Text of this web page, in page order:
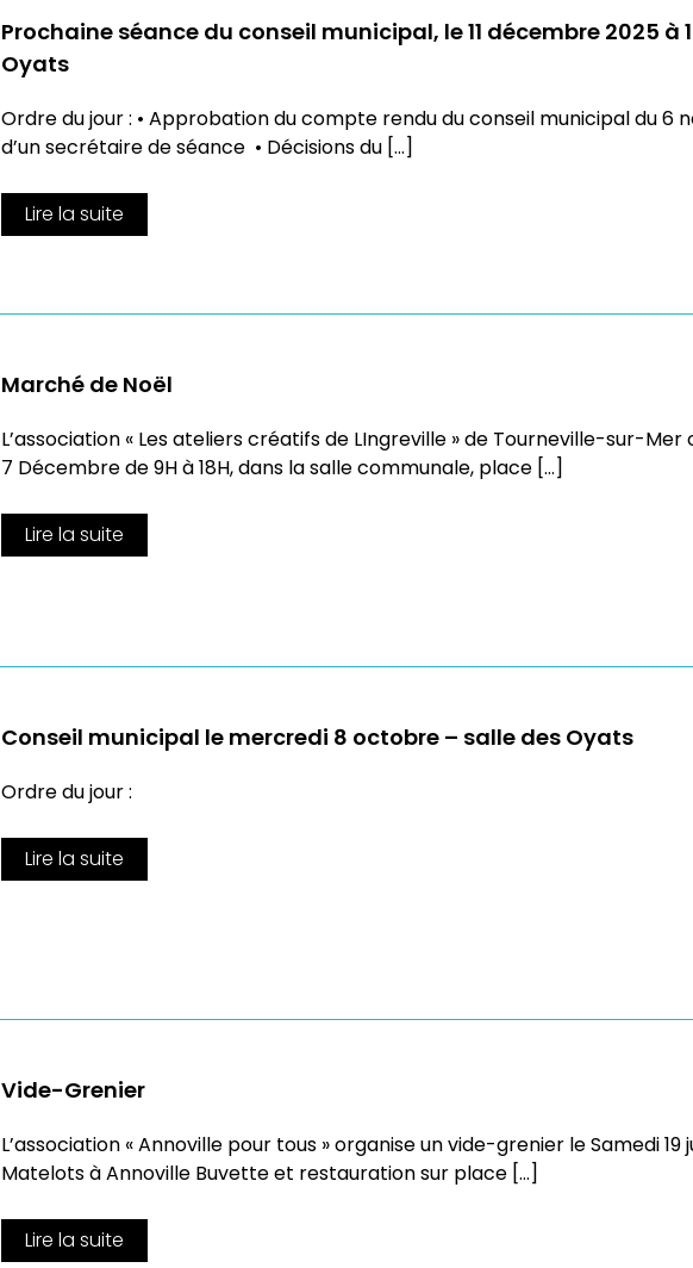
Prochaine séance du conseil municipal, le 11 décembre 2025 à
Oyats
Ordre du jour : • Approbation du compte rendu du conseil municipal du 6
d’un secrétaire de séance • Décisions du […]
Lire la suite
Marché de Noël
L’association « Les ateliers créatifs de LIngreville » de Tourneville-sur-
7 Décembre de 9H à 18H, dans la salle communale, place […]
Lire la suite
Conseil municipal le mercredi 8 octobre – salle des Oyats
Ordre du jour :
Lire la suite
Vide-Grenier
L’association « Annoville pour tous » organise un vide-grenier le Samedi 19
Matelots à Annoville Buvette et restauration sur place […]
Lire la suite